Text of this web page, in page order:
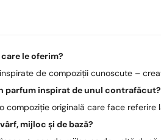
le oferim?
de compoziții cunoscute –
parfum inspirat de unul contrafăcut?
compoziție originală care face
mijloc și de bază?